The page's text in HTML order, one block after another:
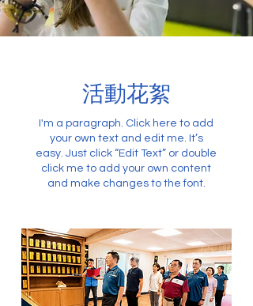
​活動花絮
I'm a paragraph. Click here to add
your own text and edit me. It’s
easy. Just click “Edit Text” or double
click me to add your own content
and make changes to the font.